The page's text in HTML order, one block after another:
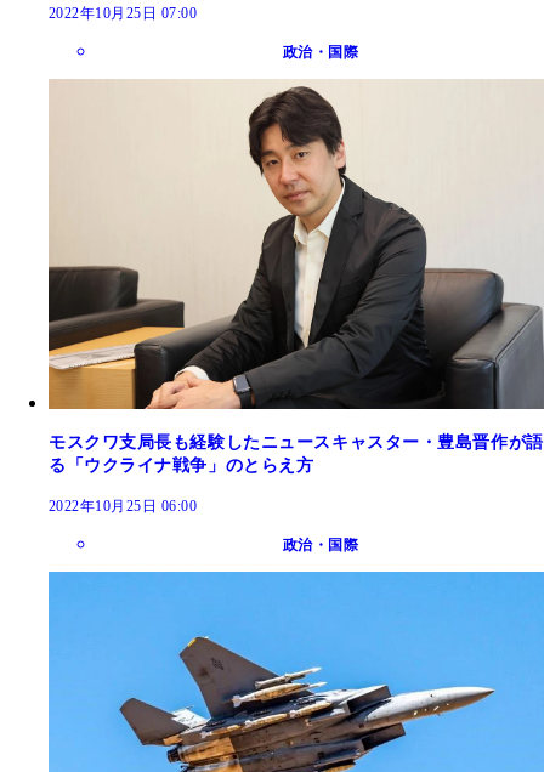
2022年10月25日 07:00
政治・国際
モスクワ支局長も経験したニュースキャスター・豊島晋作が語
る「ウクライナ戦争」のとらえ方
2022年10月25日 06:00
政治・国際